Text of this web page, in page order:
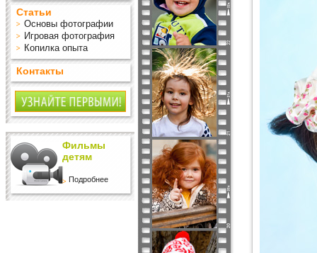
Статьи
Основы фотографии
Игровая фотография
Копилка опыта
Контакты
Фильмы
детям
Подробнее